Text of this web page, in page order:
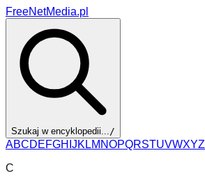
FreeNetMedia.pl
Szukaj w encyklopedii.../
ABCDEFGH JK LM NOPQRSTUVWXYZ
C